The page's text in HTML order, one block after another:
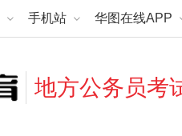
手机站 华图在线APP
地方公务员考